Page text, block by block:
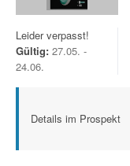
Leider verpasst!
Gültig: 27.05. -
24.06.
Details im Prospekt